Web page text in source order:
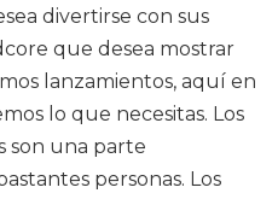
divertirse con sus
que desea mostrar
lanzamientos, aquí en
lo que necesitas. Los
son una parte
personas. Los